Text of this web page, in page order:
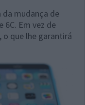
mudança de
Em vez de
que lhe garantirá